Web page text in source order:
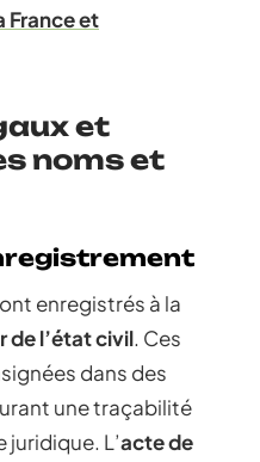
France et
et
noms et
enregistrés à la
de l’état civil. Ces
dans des
une traçabilité
L’acte de